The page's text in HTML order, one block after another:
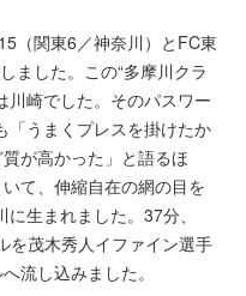
（関東6／神奈川）とFC東
ました。この“多摩川クラ
川崎でした。そのパスワー
「うまくプレスを掛けたか
が高かった」と語るほ
て、伸縮自在の網の目を
生まれました。37分、
を茂木秀人イファイン選手
流し込みました。